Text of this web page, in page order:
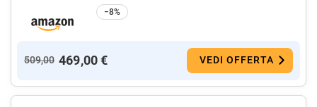
−8%
509,00 469,00 € VEDI OFFERTA